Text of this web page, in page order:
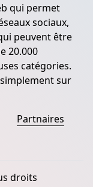
qui permet
sociaux,
peuvent être
20.000
catégories.
sur
Partnaires
droits